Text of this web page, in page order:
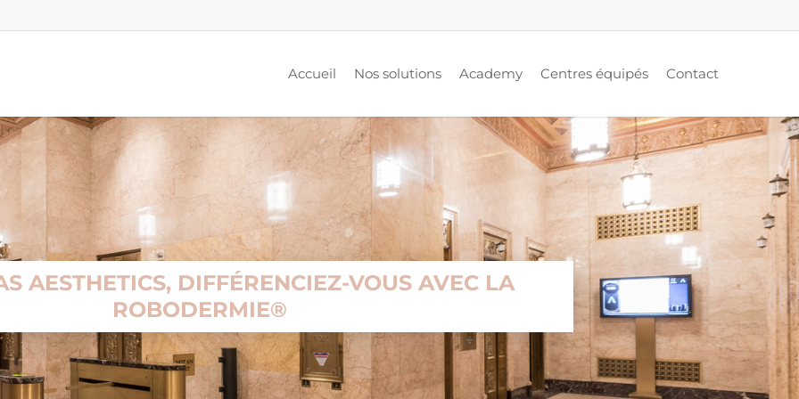
Accueil Nos solutions Academy Centres équipés Contact
AESTHETICS, DIFFÉRENCIEZ-VOUS AVEC LA
ROBODERMIE®